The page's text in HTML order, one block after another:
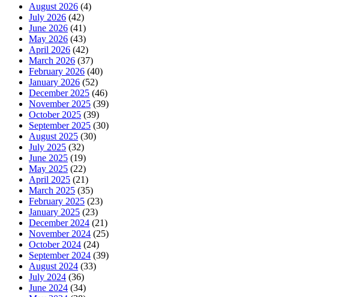
August 2026 (4)
July 2026 (42)
June 2026 (41)
May 2026 (43)
April 2026 (42)
March 2026 (37)
February 2026 (40)
January 2026 (52)
December 2025 (46)
November 2025 (39)
October 2025 (39)
September 2025 (30)
August 2025 (30)
July 2025 (32)
June 2025 (19)
May 2025 (22)
April 2025 (21)
March 2025 (35)
February 2025 (23)
January 2025 (23)
December 2024 (21)
November 2024 (25)
October 2024 (24)
September 2024 (39)
August 2024 (33)
July 2024 (36)
June 2024 (34)